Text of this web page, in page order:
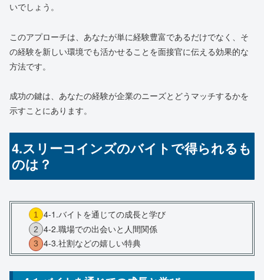
いでしょう。
このアプローチは、あなたが単に経験豊富であるだけでなく、そ
の経験を新しい環境でも活かせることを面接官に伝える効果的な
方法です。
成功の鍵は、あなたの経験が企業のニーズとどうマッチするかを
示すことにあります。
4.スリーコインズのバイトで得られるも
のは？
4-1.バイトを通じての成長と学び
4-2.職場での出会いと人間関係
4-3.社割などの嬉しい特典